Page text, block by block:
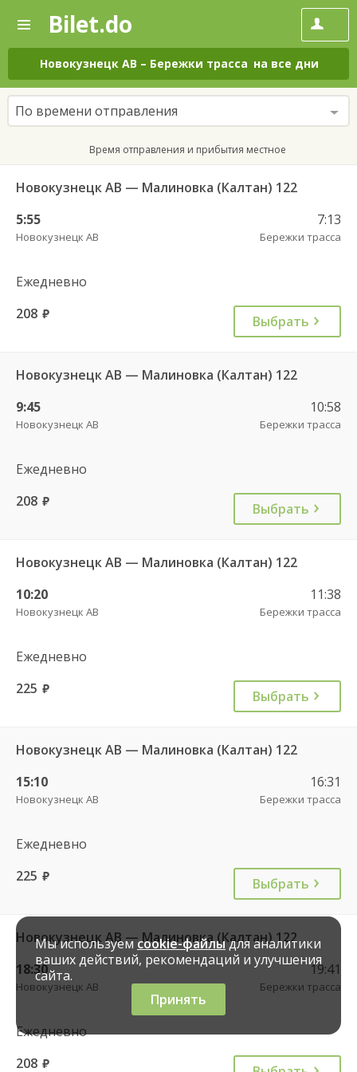
—
Поиск
и
покупка
билетов
на
автобус
онлайн
Bilet.do
Новокузнецк АВ – Бережки трасса на все дни
По времени отправления
Время отправления и прибытия местное
Новокузнецк АВ — Малиновка (Калтан) 122
5:55
Новокузнецк АВ
7:13
Бережки трасса
Ежедневно
208 руб. Выбрать
Новокузнецк АВ — Малиновка (Калтан) 122
9:45
Новокузнецк АВ
10:58
Бережки трасса
Ежедневно
208 руб. Выбрать
Новокузнецк АВ — Малиновка (Калтан) 122
10:20
Новокузнецк АВ
11:38
Бережки трасса
Ежедневно
225 руб. Выбрать
Новокузнецк АВ — Малиновка (Калтан) 122
15:10
Новокузнецк АВ
16:31
Бережки трасса
Ежедневно
225 руб. Выбрать
Новокузнецк АВ — Малиновка (Калтан) 122
18:30
Новокузнецк АВ
19:41
Бережки трасса
Ежедневно
208 руб.
Мы используемcookie-файлыдля аналитики
ваших действий, рекомендаций и улучшения
сайта.
Принять